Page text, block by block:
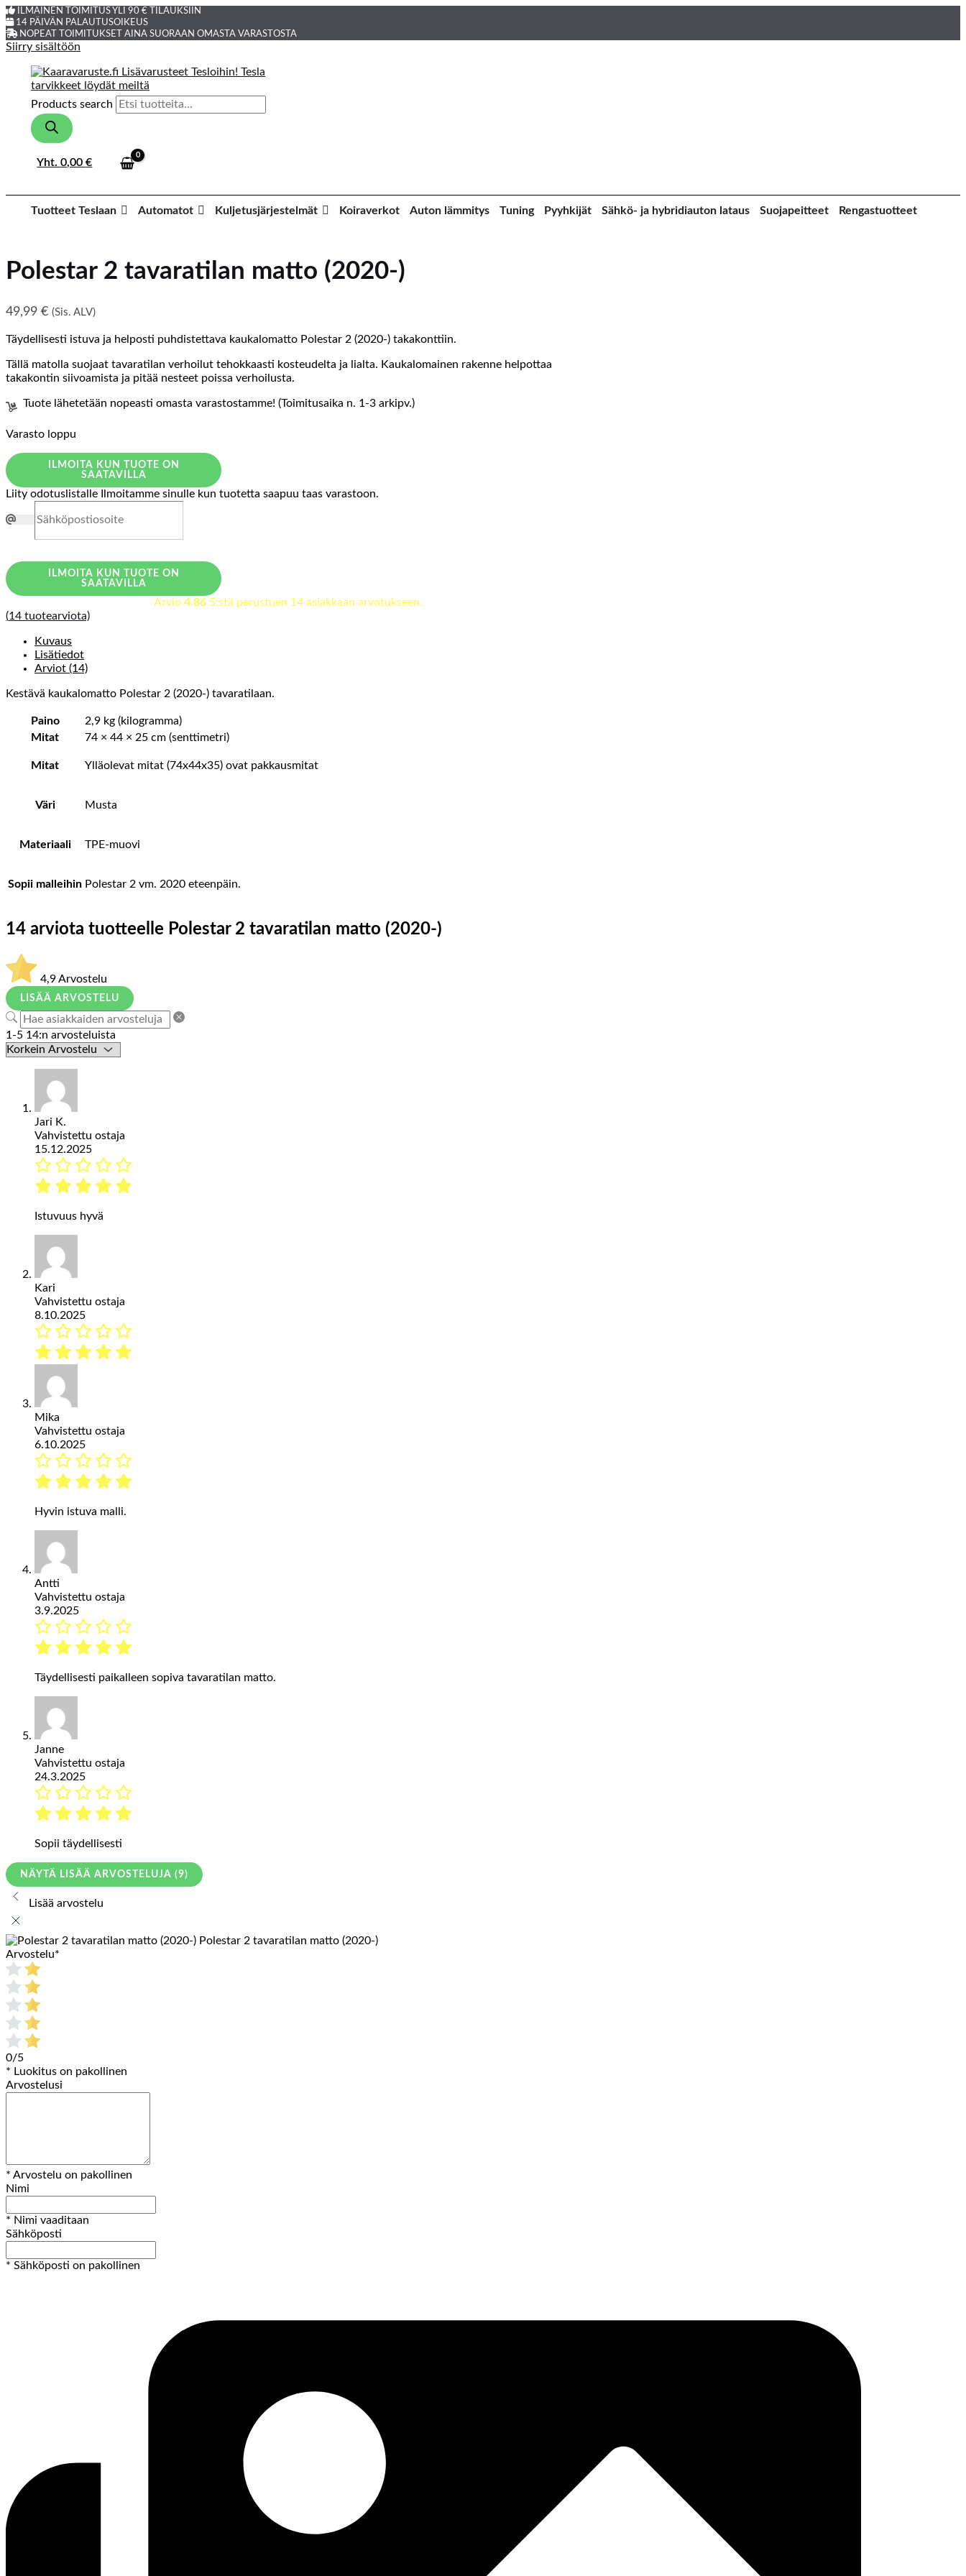
ILMAINEN TOIMITUS YLI 90 € TILAUKSIIN
14 PÄIVÄN PALAUTUSOIKEUS
NOPEAT TOIMITUKSET AINA SUORAAN OMASTA VARASTOSTA
Siirry sisältöön
Products search
Yht.0,00€
Tuotteet Teslaan Automatot Kuljetusjärjestelmät Koiraverkot Auton lämmitys Tuning Pyyhkijät Sähkö- ja hybridiauton lataus Suojapeitteet Rengastuotteet
Polestar 2 tavaratilan matto (2020-)
49,99 € (Sis. ALV)
Täydellisesti istuva ja helposti puhdistettava kaukalomatto Polestar 2 (2020-) takakonttiin.
Tällä matolla suojaat tavaratilan verhoilut tehokkaasti kosteudelta ja lialta. Kaukalomainen rakenne helpottaa
takakontin siivoamista ja pitää nesteet poissa verhoilusta.
Tuote lähetetään nopeasti omasta varastostamme! (Toimitusaika n. 1-3 arkipv.)
Varasto loppu
ILMOITA KUN TUOTE ON
SAATAVILLA
Liity odotuslistalle Ilmoitamme sinulle kun tuotetta saapuu taas varastoon.
ILMOITA KUN TUOTE ON
SAATAVILLA
Arvio 4.865:stä perustuen 14asiakkaan arvotukseen.
(14 tuotearviota)
Kuvaus
Lisätiedot
Arviot (14)
Kestävä kaukalomatto Polestar 2 (2020-) tavaratilaan.
Paino
2,9 kg (kilogramma)
Mitat
74 × 44 × 25 cm (senttimetri)
Mitat Ylläolevat mitat (74x44x35) ovat pakkausmitat
Väri Musta
Materiaali TPE-muovi
Sopii malleihin Polestar 2 vm. 2020 eteenpäin.
14 arviota tuotteelle Polestar 2 tavaratilan matto (2020-)
4,9Arvostelu
LISÄÄ ARVOSTELU
1-5 14:n arvosteluista
Jari K.
Vahvistettu ostaja
15.12.2025
Istuvuus hyvä
Kari
Vahvistettu ostaja
8.10.2025
Mika
Vahvistettu ostaja
6.10.2025
Hyvin istuva malli.
Antti
Vahvistettu ostaja
3.9.2025
Täydellisesti paikalleen sopiva tavaratilan matto.
Janne
Vahvistettu ostaja
24.3.2025
Sopii täydellisesti
NÄYTÄ LISÄÄ ARVOSTELUJA (9)
Lisää arvostelu
Polestar 2 tavaratilan matto (2020-)
Arvostelu*
0/5
* Luokitus on pakollinen
Arvostelusi
* Arvostelu on pakollinen
Nimi
* Nimi vaaditaan
Sähköposti
* Sähköposti on pakollinen